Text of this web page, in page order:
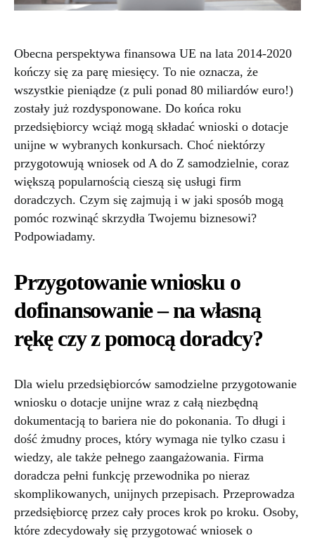
Obecna perspektywa finansowa UE na lata 2014-2020
kończy się za parę miesięcy. To nie oznacza, że
wszystkie pieniądze (z puli ponad 80 miliardów euro!)
zostały już rozdysponowane. Do końca roku
przedsiębiorcy wciąż mogą składać wnioski o dotacje
unijne w wybranych konkursach. Choć niektórzy
przygotowują wniosek od A do Z samodzielnie, coraz
większą popularnością cieszą się usługi firm
doradczych. Czym się zajmują i w jaki sposób mogą
pomóc rozwinąć skrzydła Twojemu biznesowi?
Podpowiadamy.
Przygotowanie wniosku o
dofinansowanie – na własną
rękę czy z pomocą doradcy?
Dla wielu przedsiębiorców samodzielne przygotowanie
wniosku o dotacje unijne wraz z całą niezbędną
dokumentacją to bariera nie do pokonania. To długi i
dość żmudny proces, który wymaga nie tylko czasu i
wiedzy, ale także pełnego zaangażowania. Firma
doradcza pełni funkcję przewodnika po nieraz
skomplikowanych, unijnych przepisach. Przeprowadza
przedsiębiorcę przez cały proces krok po kroku. Osoby,
które zdecydowały się przygotować wniosek o